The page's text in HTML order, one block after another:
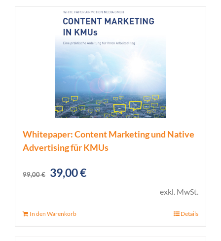
Whitepaper: Content Marketing und Native
Advertising für KMUs
99,00€
Ursprünglicher
39,00€Aktueller
exkl. MwSt.
In den Warenkorb Details